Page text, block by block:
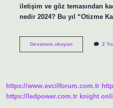
iletişim ve göz temasından
nedir 2024? Bu yıl “Otizme
Devamını okuyunOtizmliler
2
https://www.evcilforum.com.tr
https://ledpower.com.tr knight